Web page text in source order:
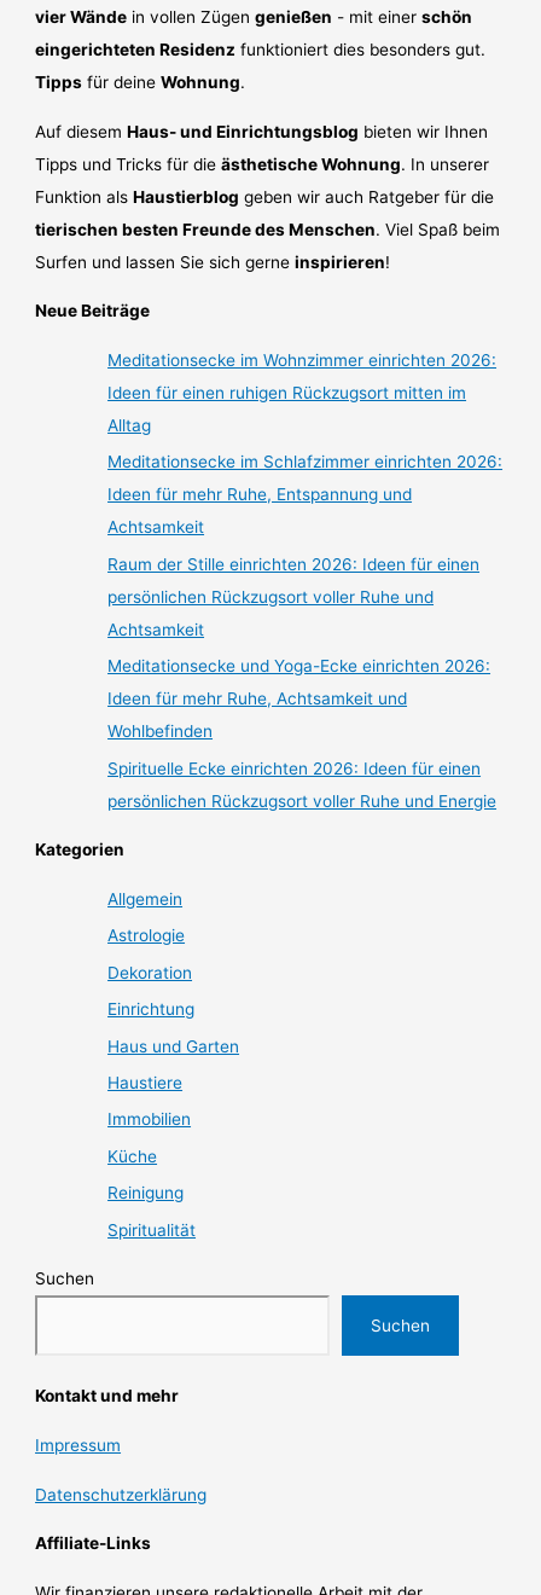
vier Wände in vollen Zügengenießen - mit einerschön
eingerichteten Residenz funktioniert dies besonders gut.
Tipps für deineWohnung.
Auf diesemHaus- und Einrichtungsblog bieten wir Ihnen
Tipps und Tricks für dieästhetische Wohnung. In unserer
Funktion alsHaustierblog geben wir auch Ratgeber für die
tierischen besten Freunde des Menschen. Viel Spaß beim
Surfen und lassen Sie sich gerneinspirieren!
Neue Beiträge
Meditationsecke im Wohnzimmer einrichten 2026:
Ideen für einen ruhigen Rückzugsort mitten im
Alltag
Meditationsecke im Schlafzimmer einrichten 2026:
Ideen für mehr Ruhe, Entspannung und
Achtsamkeit
Raum der Stille einrichten 2026: Ideen für einen
persönlichen Rückzugsort voller Ruhe und
Achtsamkeit
Meditationsecke und Yoga-Ecke einrichten 2026:
Ideen für mehr Ruhe, Achtsamkeit und
Wohlbefinden
Spirituelle Ecke einrichten 2026: Ideen für einen
persönlichen Rückzugsort voller Ruhe und Energie
Kategorien
Allgemein
Astrologie
Dekoration
Einrichtung
Haus und Garten
Haustiere
Immobilien
Küche
Reinigung
Spiritualität
Suchen
Suchen
Kontakt und mehr
Impressum
Datenschutzerklärung
Affiliate-Links